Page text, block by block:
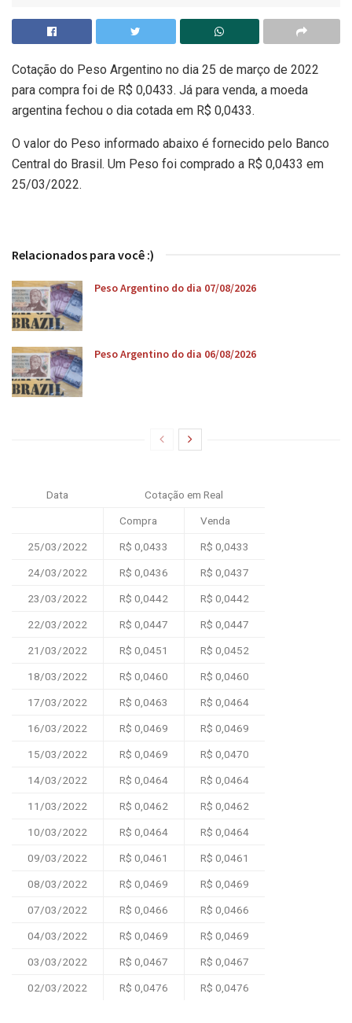
Cotação do Peso Argentino no dia 25 de março de 2022
para compra foi de R$ 0,0433. Já para venda, a moeda
argentina fechou o dia cotada em R$ 0,0433.
O valor do Peso informado abaixo é fornecido pelo Banco
Central do Brasil. Um Peso foi comprado a R$ 0,0433 em
25/03/2022.
Relacionados para você :)
Peso Argentino do dia 07/08/2026
Peso Argentino do dia 06/08/2026
Data Cotação em Real
Compra Venda
25/03/2022 R$ 0,0433 R$ 0,0433
24/03/2022 R$ 0,0436 R$ 0,0437
23/03/2022 R$ 0,0442 R$ 0,0442
22/03/2022 R$ 0,0447 R$ 0,0447
21/03/2022 R$ 0,0451 R$ 0,0452
18/03/2022 R$ 0,0460 R$ 0,0460
17/03/2022 R$ 0,0463 R$ 0,0464
16/03/2022 R$ 0,0469 R$ 0,0469
15/03/2022 R$ 0,0469 R$ 0,0470
14/03/2022 R$ 0,0464 R$ 0,0464
11/03/2022 R$ 0,0462 R$ 0,0462
10/03/2022 R$ 0,0464 R$ 0,0464
09/03/2022 R$ 0,0461 R$ 0,0461
08/03/2022 R$ 0,0469 R$ 0,0469
07/03/2022 R$ 0,0466 R$ 0,0466
04/03/2022 R$ 0,0469 R$ 0,0469
03/03/2022 R$ 0,0467 R$ 0,0467
02/03/2022 R$ 0,0476 R$ 0,0476